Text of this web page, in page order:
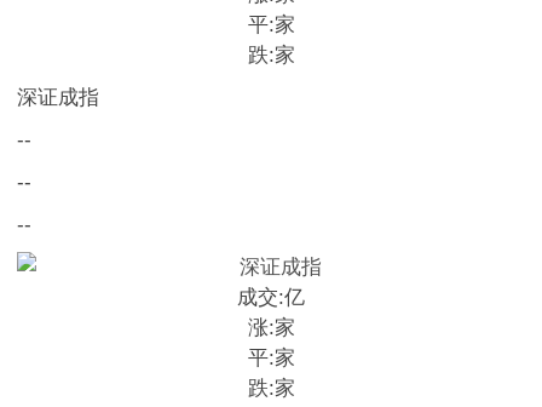
平:家
跌:家
深证成指
--
--
--
成交:亿
涨:家
平:家
跌:家